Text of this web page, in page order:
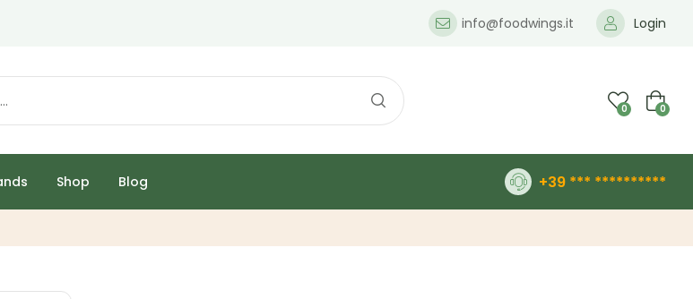
info@foodwings.it Login
0 0
Shop Blog +39 *** **********